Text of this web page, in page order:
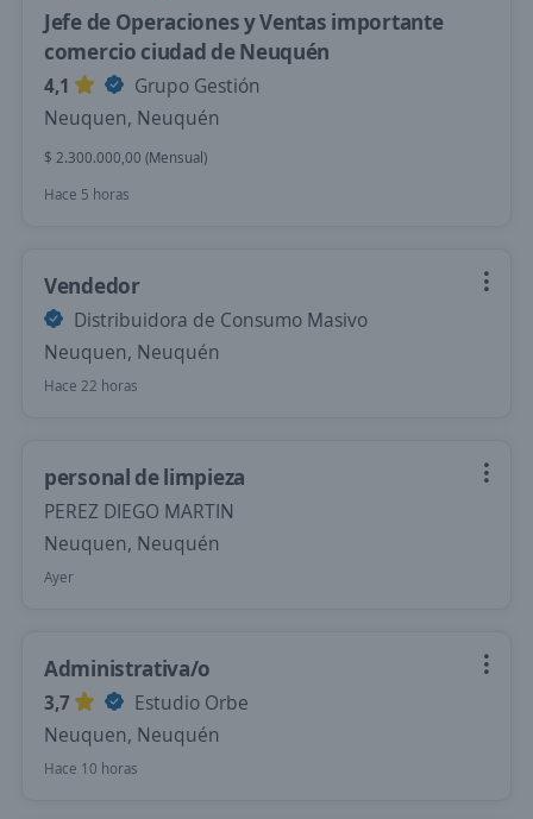
Jefe de Operaciones y Ventas importante
comercio ciudad de Neuquén
4,1
Grupo Gestión
Neuquen, Neuquén
$ 2.300.000,00 (Mensual)
Hace 5 horas
Vendedor
Distribuidora de Consumo Masivo
Neuquen, Neuquén
Hace 22 horas
personal de limpieza
PEREZ DIEGO MARTIN
Neuquen, Neuquén
Ayer
Administrativa/o
3,7
Estudio Orbe
Neuquen, Neuquén
Hace 10 horas